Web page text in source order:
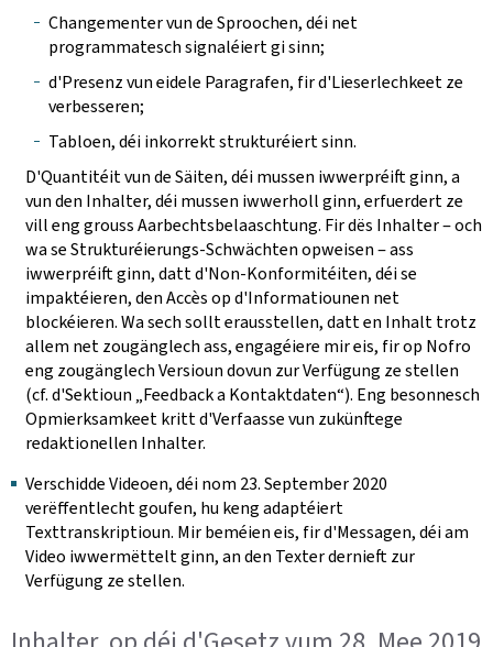
Changementer vun de Sproochen, déi net
programmatesch signaléiert gi sinn;
d'Presenz vun eidele Paragrafen, fir d'Lieserlechkeet ze
verbesseren;
Tabloen, déi inkorrekt strukturéiert sinn.
D'Quantitéit vun de Säiten, déi mussen iwwerpréift ginn, a
vun den Inhalter, déi mussen iwwerholl ginn, erfuerdert ze
vill eng grouss Aarbechtsbelaaschtung. Fir dës Inhalter ‒ och
wa se Strukturéierungs-Schwächten opweisen ‒ ass
iwwerpréift ginn, datt d'Non-Konformitéiten, déi se
impaktéieren, den Accès op d'Informatiounen net
blockéieren. Wa sech sollt erausstellen, datt en Inhalt trotz
allem net zougänglech ass, engagéiere mir eis, fir op Nofro
eng zougänglech Versioun dovun zur Verfügung ze stellen
(cf. d'Sektioun „Feedback a Kontaktdaten“). Eng besonnesch
Opmierksamkeet kritt d'Verfaasse vun zukünftege
redaktionellen Inhalter.
Verschidde Videoen, déi nom 23. September 2020
verëffentlecht goufen, hu keng adaptéiert
Texttranskriptioun. Mir beméien eis, fir d'Messagen, déi am
Video iwwermëttelt ginn, an den Texter dernieft zur
Verfügung ze stellen.